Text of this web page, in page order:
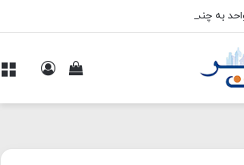
به چند خریدار
مشاهده